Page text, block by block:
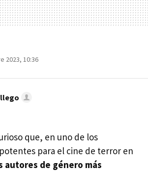
2023, 10:36
que, en uno de los
para el cine de terror en
autores de género más